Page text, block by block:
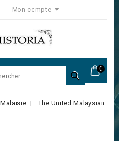
Mon compte
0

Malaisie
The United Malaysian